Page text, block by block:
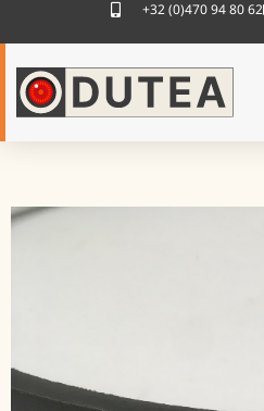
+32 (0)470 94 80 62